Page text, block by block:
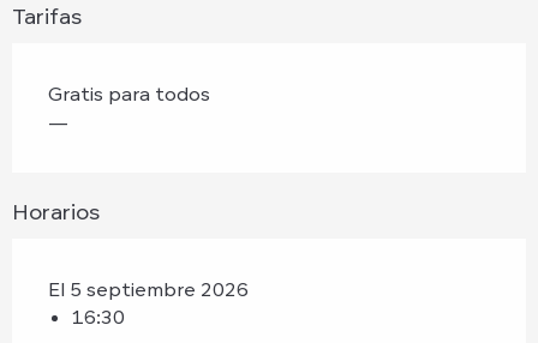
Tarifas
Gratis para todos
—
Horarios
El 5 septiembre 2026
16:30